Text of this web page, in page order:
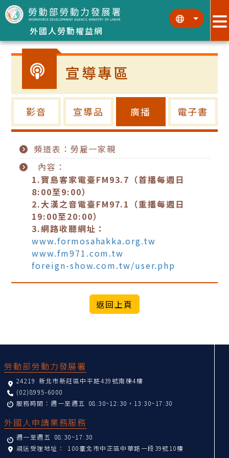
跳到主要內容區塊
外國人勞動權益網
::: :::
宣導專區
影音 宣導品 廣播 電子書
頻道表：勞雇一家親
內容：
1.寶島客家電臺FM93.7（首播每週日
8:00至9:00）
2.大漢之音電臺FM97.1（重播每週日
19:00至20:00）
3.網路收聽網址：
www.formosahakka.org.tw
www.fm971.com.tw
foreign-show.com.tw/user.php
勞動部勞動力發展署
24219 新北市新莊區中平路439號南棟4樓
(02)8995-6000
服務時間：週一至週五 08:30~12:30，13:30~17:30
外國人申請業務服務
週一至週五 08:30~17:30
親送受理地址： 100臺北市中正區中華路一段39號10樓